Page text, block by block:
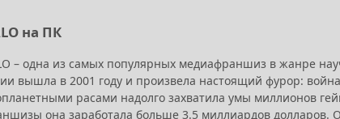
на ПК
– одна из самых популярных медиафраншиз в жанре
вышла в 2001 году и произвела настоящий фурор:
расами надолго захватила умы миллионов
она заработала больше 3.5 миллиардов долларов.